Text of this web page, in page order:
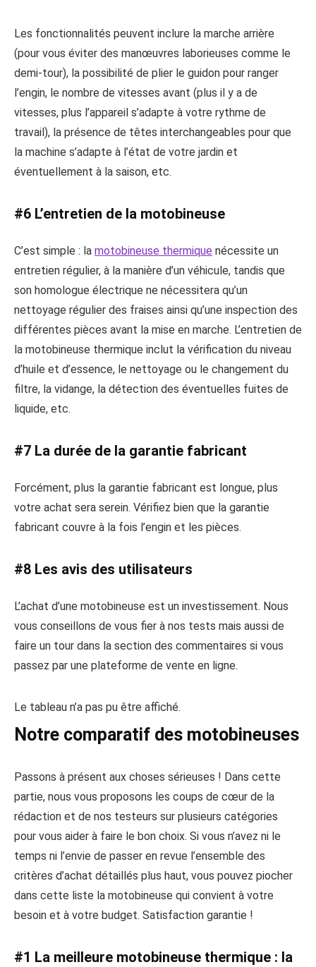
Les fonctionnalités peuvent inclure la marche arrière
(pour vous éviter des manœuvres laborieuses comme le
demi-tour), la possibilité de plier le guidon pour ranger
l’engin, le nombre de vitesses avant (plus il y a de
vitesses, plus l’appareil s’adapte à votre rythme de
travail), la présence de têtes interchangeables pour que
la machine s’adapte à l’état de votre jardin et
éventuellement à la saison, etc.
#6 L’entretien de la motobineuse
C’est simple : la motobineuse thermique nécessite un
entretien régulier, à la manière d’un véhicule, tandis que
son homologue électrique ne nécessitera qu’un
nettoyage régulier des fraises ainsi qu’une inspection des
différentes pièces avant la mise en marche. L’entretien de
la motobineuse thermique inclut la vérification du niveau
d’huile et d’essence, le nettoyage ou le changement du
filtre, la vidange, la détection des éventuelles fuites de
liquide, etc.
#7 La durée de la garantie fabricant
Forcément, plus la garantie fabricant est longue, plus
votre achat sera serein. Vérifiez bien que la garantie
fabricant couvre à la fois l’engin et les pièces.
#8 Les avis des utilisateurs
L’achat d’une motobineuse est un investissement. Nous
vous conseillons de vous fier à nos tests mais aussi de
faire un tour dans la section des commentaires si vous
passez par une plateforme de vente en ligne.
Le tableau n’a pas pu être affiché.
Notre comparatif des motobineuses
Passons à présent aux choses sérieuses ! Dans cette
partie, nous vous proposons les coups de cœur de la
rédaction et de nos testeurs sur plusieurs catégories
pour vous aider à faire le bon choix. Si vous n’avez ni le
temps ni l’envie de passer en revue l’ensemble des
critères d’achat détaillés plus haut, vous pouvez piocher
dans cette liste la motobineuse qui convient à votre
besoin et à votre budget. Satisfaction garantie !
#1 La meilleure motobineuse thermique : la